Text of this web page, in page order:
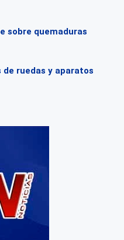
sobre quemaduras
de ruedas y aparatos